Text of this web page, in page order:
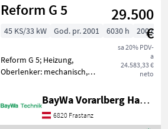
Reform G 5
29.500
€
sa 20% PDV-
a
24.583,33 €
neto
45 KS/33 kW God. pr. 2001 6030 h 200 cm
Reform G 5; Heizung,
Oberlenker: mechanisch,
und Hinten, Allrad,
Geschwindigkeit: 30 km/h,
Steuergerät 3 DW,
BayWa Vorarlberg HandelsGmbH BayWa Technik
6820 Frastanz